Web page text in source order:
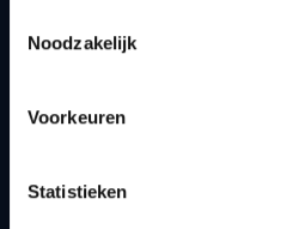
Noodzakelijk
Voorkeuren
Statistieken
Snel naar
Bereikbaarheid